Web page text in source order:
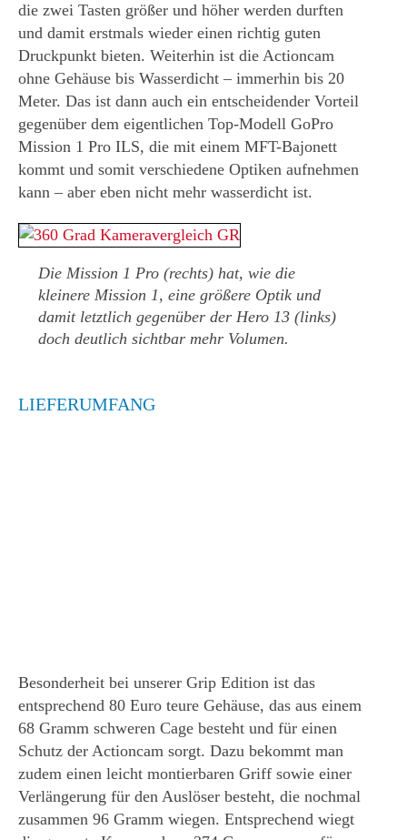
die zwei Tasten größer und höher werden durften
und damit erstmals wieder einen richtig guten
Druckpunkt bieten. Weiterhin ist die Actioncam
ohne Gehäuse bis Wasserdicht – immerhin bis 20
Meter. Das ist dann auch ein entscheidender Vorteil
gegenüber dem eigentlichen Top-Modell GoPro
Mission 1 Pro ILS, die mit einem MFT-Bajonett
kommt und somit verschiedene Optiken aufnehmen
kann – aber eben nicht mehr wasserdicht ist.
Die Mission 1 Pro (rechts) hat, wie die
kleinere Mission 1, eine größere Optik und
damit letztlich gegenüber der Hero 13 (links)
doch deutlich sichtbar mehr Volumen.
LIEFERUMFANG
Besonderheit bei unserer Grip Edition ist das
entsprechend 80 Euro teure Gehäuse, das aus einem
68 Gramm schweren Cage besteht und für einen
Schutz der Actioncam sorgt. Dazu bekommt man
zudem einen leicht montierbaren Griff sowie einer
Verlängerung für den Auslöser besteht, die nochmal
zusammen 96 Gramm wiegen. Entsprechend wiegt